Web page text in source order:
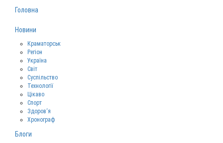
Головна
Новини
Краматорськ
Регіон
Україна
Світ
Суспільство
Технології
Цікаво
Спорт
Здоров‘я
Хронограф
Блоги